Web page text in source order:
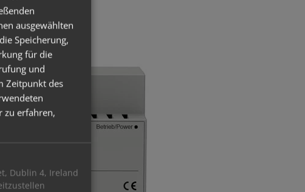
ausgewählten
Speicherung,
für die
und
Zeitpunkt des
zu erfahren,
Dublin 4, Ireland